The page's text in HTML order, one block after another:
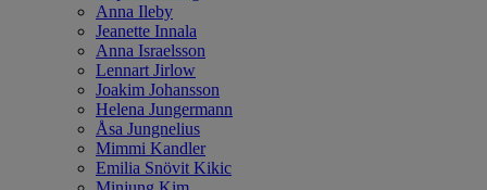
Anna Ileby
Jeanette Innala
Anna Israelsson
Lennart Jirlow
Joakim Johansson
Helena Jungermann
Åsa Jungnelius
Mimmi Kandler
Emilia Snövit Kikic